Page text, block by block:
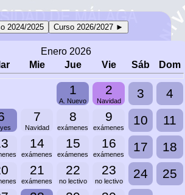
2024/2025 Curso 2026/2027 ►
Enero 2026
Mie Jue Vie Sáb Dom
1
A. Nuevo
2
Navidad
3
4
7
Navidad
8
exámenes
9
exámenes
10
11
14
exámenes
15
exámenes
16
exámenes
17
18
21
exámenes
22
no lectivo
23
no lectivo
24
25